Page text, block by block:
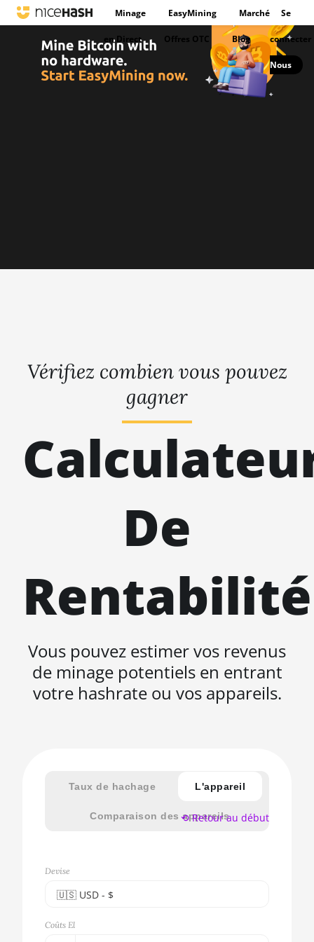
Minage EasyMining Marché
en Direct Offres OTC Blog
Se
connecter
Nous
Vérifiez combien vous pouvez
gagner
De
Rentabilité
Vous pouvez estimer vos revenus
de minage potentiels en entrant
votre hashrate ou vos appareils.
Taux de hachage L'appareil
Comparaison des appareils
Devise
🇺🇸ㅤ USD - $
🇪🇺ㅤ EUR - €
Coûts El
⟲ Retour au début